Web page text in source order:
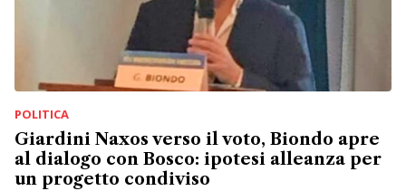
POLITICA
Giardini Naxos verso il voto, Biondo apre
al dialogo con Bosco: ipotesi alleanza per
un progetto condiviso